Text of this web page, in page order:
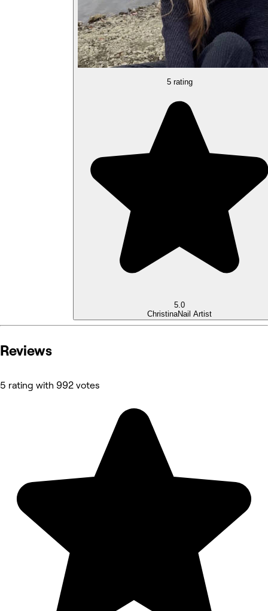
5 rating
5.0
ChristinaNail Artist
Reviews
5 rating with 992 votes